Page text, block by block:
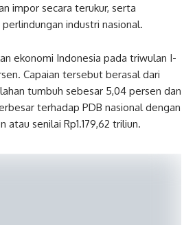
impor secara terukur, serta
industri nasional.
ekonomi Indonesia pada triwulan I-
Capaian tersebut berasal dari
tumbuh sebesar 5,04 persen dan
terhadap PDB nasional dengan
atau senilai Rp1.179,62 triliun.